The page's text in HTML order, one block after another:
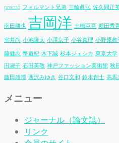
pramo フォルマント兄弟 三輪眞弘 佐久間正
南田勝也 吉岡洋 土橋臣吾 堀田秀
室井尚 小池隆太 小澤京子 小谷真理 小野原教
藤健志 幣道紀 木下誠 杉本ジェシカ 東京大学
田淑子 石田英敬 神戸ファッション美術館 秋
藤田政博 西沢みゆき 谷口文和 鈴木創士 高馬
メニュー
ジャーナル（論文誌）
リンク